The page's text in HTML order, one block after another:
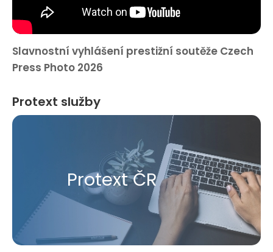
Slavnostní vyhlášení prestižní soutěže Czech
Press Photo 2026
Protext služby
Protext ČR